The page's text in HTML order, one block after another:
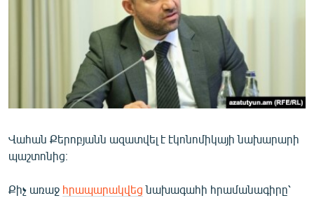
ՄԵԿՆԱԲԱՆՈՒԹՅՈՒՆ
ԿՈՐՈՆԱՎԻՐՈՒՍ
ԱՐԽԻՎ
ՏԵՍԱՆՅՈՒԹԵՐ
Վահան Քերոբյանն ազատվել է էկոնոմիկայի նախարարի
պաշտոնից։
Քիչ առաջ հրապարակվեց նախագահի հրամանագիրը՝